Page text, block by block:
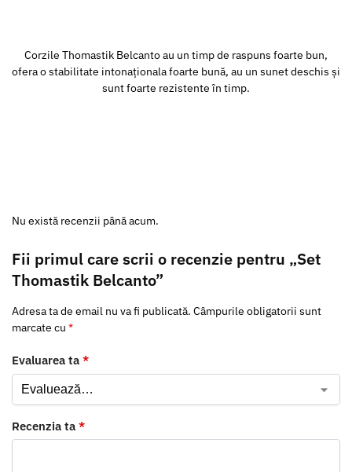
Corzile Thomastik Belcanto au un timp de raspuns foarte bun,
ofera o stabilitate intonaționala foarte bună, au un sunet deschis și
sunt foarte rezistente în timp.
Nu există recenzii până acum.
Fii primul care scrii o recenzie pentru „Set
Thomastik Belcanto”
Adresa ta de email nu va fi publicată. Câmpurile obligatorii sunt
marcate cu *
Evaluarea ta *
Recenzia ta *